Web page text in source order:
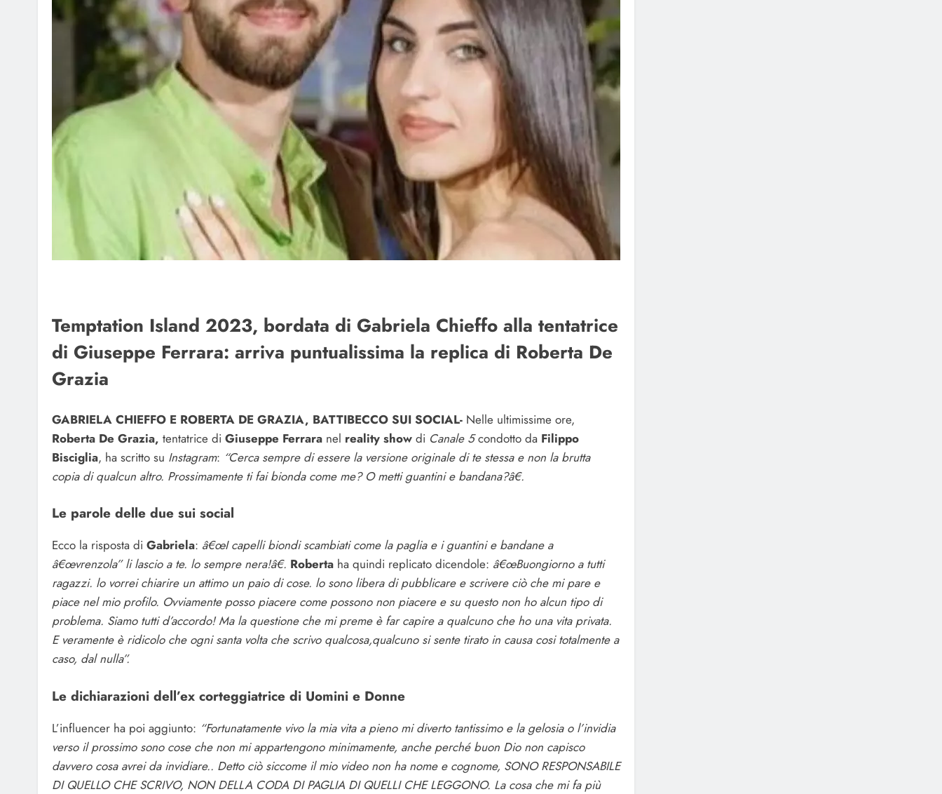
Temptation Island 2023, bordata di Gabriela Chieffo alla tentatrice
di Giuseppe Ferrara: arriva puntualissima la replica di Roberta De
Grazia
GABRIELA CHIEFFO E ROBERTA DE GRAZIA, BATTIBECCO SUI SOCIAL- Nelle ultimissime ore,
Roberta De Grazia, tentatrice di Giuseppe Ferrara nel reality show di Canale 5condotto da Filippo
Bisciglia, ha scritto su Instagram: “Cerca sempre di essere la versione originale di te stessa e non la brutta
copia di qualcun altro. Prossimamente ti fai bionda come me? O metti guantini e bandana?â€.
Le parole delle due sui social
Ecco la risposta di Gabriela: â€œI capelli biondi scambiati come la paglia e i guantini e bandane a
â€œvrenzola” li lascio a te. lo sempre nera!â€. Roberta ha quindi replicato dicendole: â€œBuongiorno a tutti
ragazzi. lo vorrei chiarire un attimo un paio di cose. lo sono libera di pubblicare e scrivere ciò che mi pare e
piace nel mio profilo. Ovviamente posso piacere come possono non piacere e su questo non ho alcun tipo di
problema. Siamo tutti d’accordo! Ma la questione che mi preme è far capire a qualcuno che ho una vita privata.
E veramente è ridicolo che ogni santa volta che scrivo qualcosa,qualcuno si sente tirato in causa cosi totalmente a
caso, dal nulla”.
Le dichiarazioni dell’ex corteggiatrice di Uomini e Donne
L’influencer ha poi aggiunto: “Fortunatamente vivo la mia vita a pieno mi diverto tantissimo e la gelosia o l’invidia
verso il prossimo sono cose che non mi appartengono minimamente, anche perché buon Dio non capisco
davvero cosa avrei da invidiare.. Detto ciò siccome il mio video non ha nome e cognome, SONO RESPONSABILE
DI QUELLO CHE SCRIVO, NON DELLA CODA DI PAGLIA DI QUELLI CHE LEGGONO. La cosa che mi fa più